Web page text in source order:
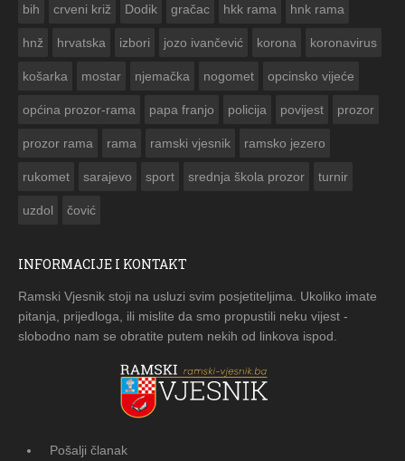
bih crveni križ Dodik gračac hkk rama hnk rama
hnž hrvatska izbori jozo ivančević korona koronavirus
košarka mostar njemačka nogomet opcinsko vijeće
općina prozor-rama papa franjo policija povijest prozor
prozor rama rama ramski vjesnik ramsko jezero
rukomet sarajevo sport srednja škola prozor turnir
uzdol čović
INFORMACIJE I KONTAKT
Ramski Vjesnik stoji na usluzi svim posjetiteljima. Ukoliko imate
pitanja, prijedloga, ili mislite da smo propustili neku vijest -
slobodno nam se obratite putem nekih od linkova ispod.
Pošalji članak